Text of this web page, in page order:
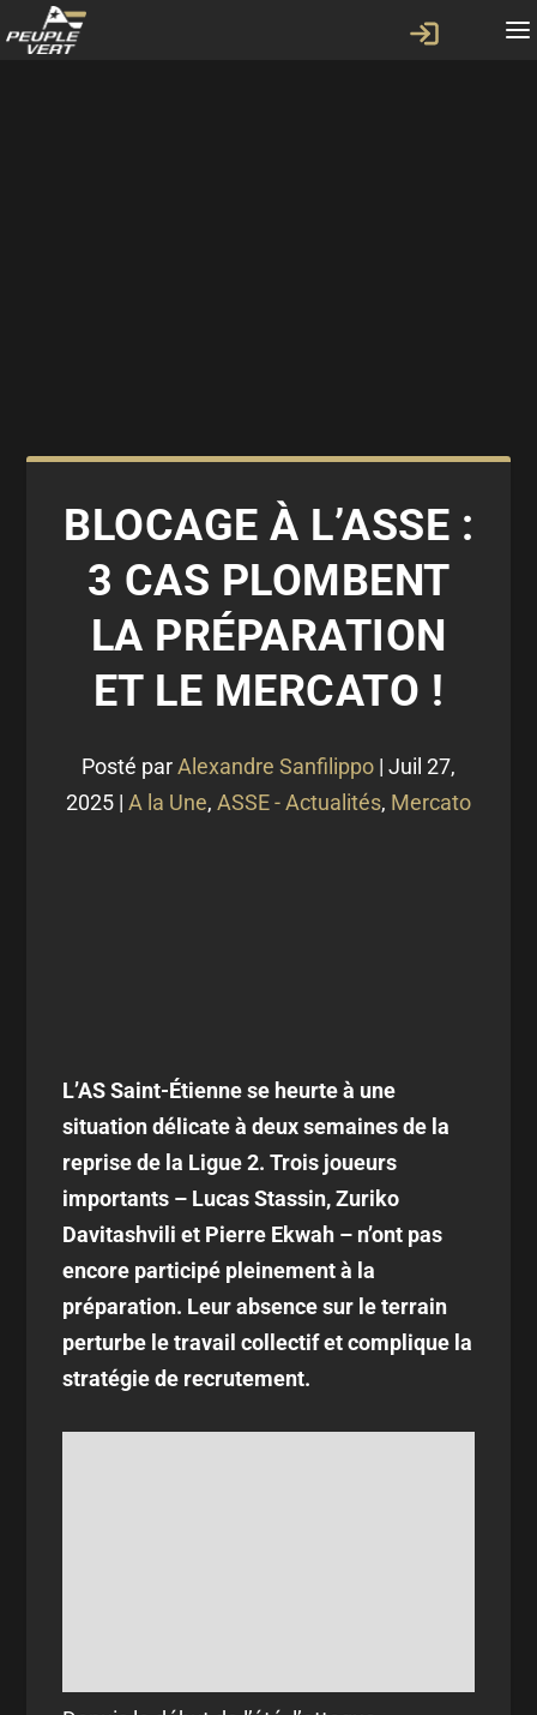
BLOCAGE À L’ASSE :
3 CAS PLOMBENT
LA PRÉPARATION
ET LE MERCATO !
Posté parAlexandre Sanfilippo | Juil 27,
2025 | A la Une, ASSE - Actualités, Mercato
L’AS Saint-Étienne se heurte à une
situation délicate à deux semaines de la
reprise de la Ligue 2. Trois joueurs
importants – Lucas Stassin, Zuriko
Davitashvili et Pierre Ekwah – n’ont pas
encore participé pleinement à la
préparation. Leur absence sur le terrain
perturbe le travail collectif et complique la
stratégie de recrutement.